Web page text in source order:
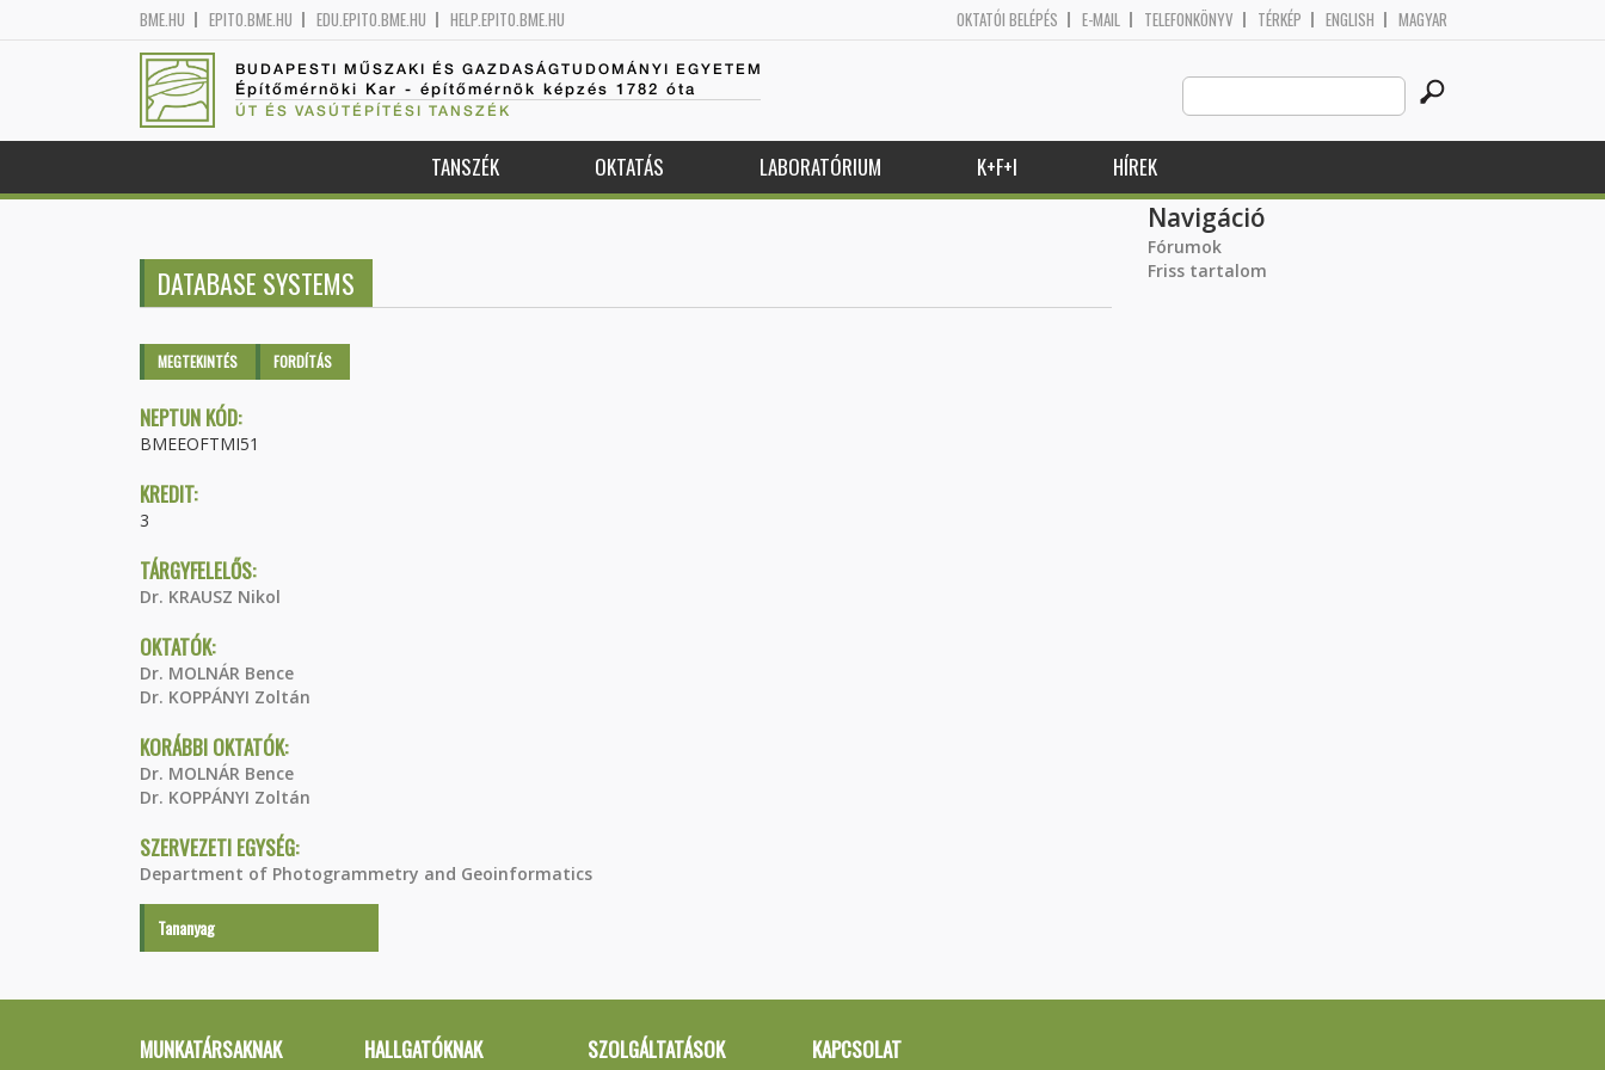
BME.HU EPITO.BME.HU EDU.EPITO.BME.HU HELP.EPITO.BME.HU OKTATÓI BELÉPÉS E-MAIL TELEFONKÖNYV TÉRKÉP ENGLISH MAGYAR
BUDAPESTI MŰSZAKI ÉS GAZDASÁGTUDOMÁNYI EGYETEM
Építőmérnöki Kar - építőmérnök képzés 1782 óta
ÚT ÉS VASÚTÉPÍTÉSI TANSZÉK
Search
this
site
TANSZÉK OKTATÁS LABORATÓRIUM K+F+I HÍREK
DATABASE SYSTEMS
Elsődleges fülek
MEGTEKINTÉS (AKTÍVFORDÍTÁS
NEPTUN KÓD:
BMEEOFTMI51
KREDIT:
3
TÁRGYFELELŐS:
Dr. KRAUSZ Nikol
OKTATÓK:
Dr. MOLNÁR Bence
Dr. KOPPÁNYI Zoltán
KORÁBBI OKTATÓK:
Dr. MOLNÁR Bence
Dr. KOPPÁNYI Zoltán
SZERVEZETI EGYSÉG:
Department of Photogrammetry and Geoinformatics
Tananyag
Navigáció
Fórumok
Friss tartalom
MUNKATÁRSAKNAK HALLGATÓKNAK SZOLGÁLTATÁSOK KAPCSOLAT